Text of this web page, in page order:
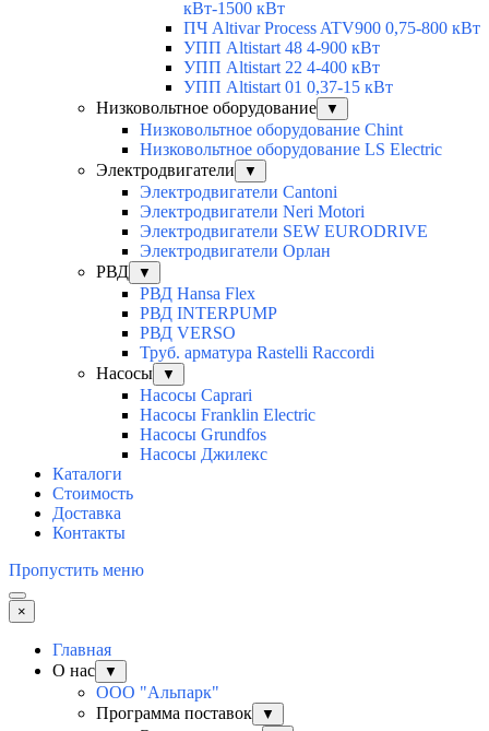
кВт-1500 кВт
ПЧ Altivar Process ATV900 0,75-800 кВт
УПП Altistart 48 4-900 кВт
УПП Altistart 22 4-400 кВт
УПП Altistart 01 0,37-15 кВт
Низковольтное оборудование
▼
Низковольтное оборудование Chint
Низковольтное оборудование LS Electric
Электродвигатели
▼
Электродвигатели Cantoni
Электродвигатели Neri Motori
Электродвигатели SEW EURODRIVE
Электродвигатели Орлан
РВД
▼
РВД Hansa Flex
РВД INTERPUMP
РВД VERSO
Труб. арматура Rastelli Raccordi
Насосы
▼
Насосы Caprari
Насосы Franklin Electric
Насосы Grundfos
Насосы Джилекс
Каталоги
Стоимость
Доставка
Контакты
Пропустить меню
×
Главная
О нас
▼
ООО "Альпарк"
Программа поставок
▼